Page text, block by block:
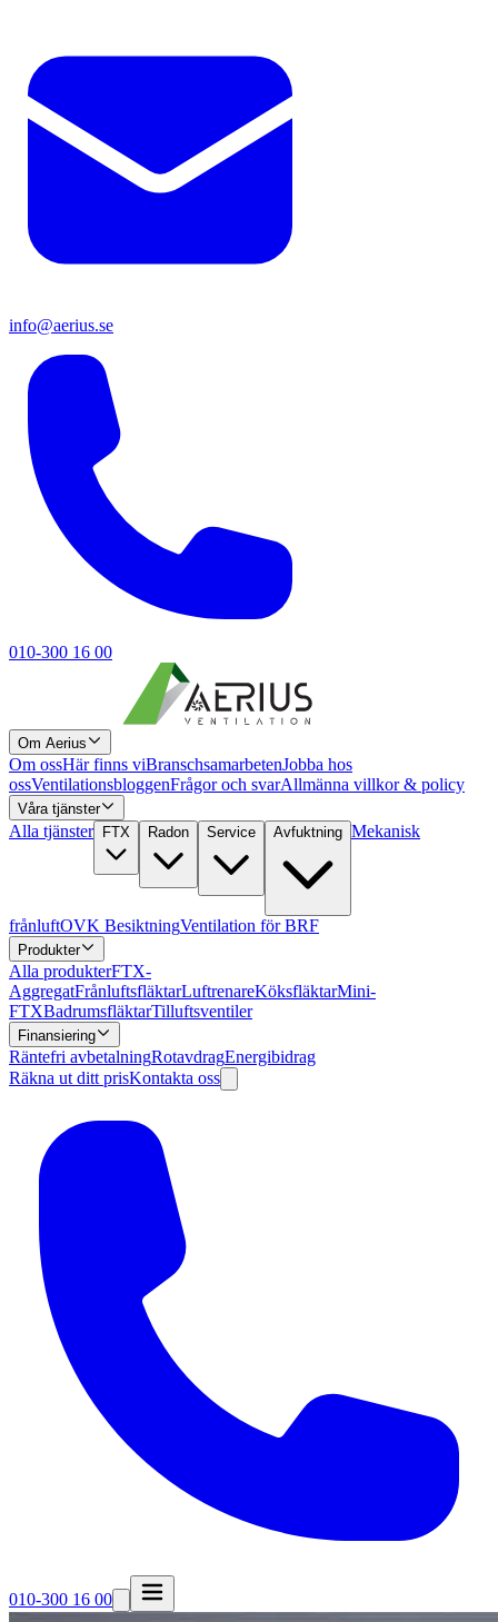
info@aerius.se
010-300 16 00
Om Aerius
Om ossHär finns viBranschsamarbetenJobba hos
ossVentilationsbloggenFrågor och svarAllmänna villkor & policy
Våra tjänster
Alla tjänster FTX Radon Service Avfuktning Mekanisk
frånluftOVK BesiktningVentilation för BRF
Produkter
Alla produkterFTX-
AggregatFrånluftsfläktarLuftrenareKöksfläktarMini-
FTXBadrumsfläktarTilluftsventiler
Finansiering
Räntefri avbetalningRotavdragEnergibidrag
Räkna ut ditt prisKontakta oss
010-300 16 00